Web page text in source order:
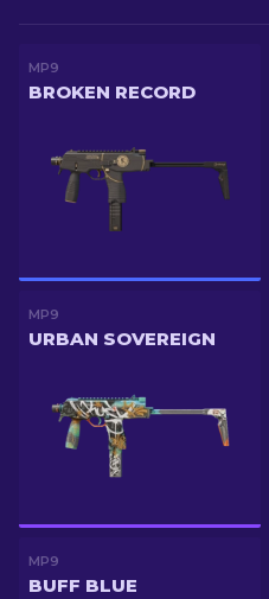
MP9
BROKEN RECORD
MP9
URBAN SOVEREIGN
MP9
BUFF BLUE